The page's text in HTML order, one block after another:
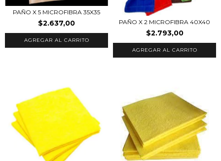
PAÑO X 5 MICROFIBRA 35X35
$2.637,00 PAÑO X 2 MICROFIBRA 40X40
$2.793,00